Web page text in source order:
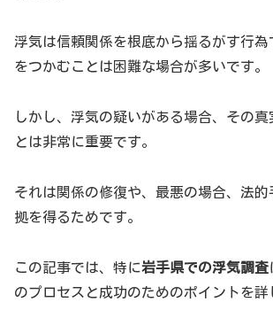
浮気は信頼関係を根底から揺るがす行
をつかむことは困難な場合が多いです。
しかし、浮気の疑いがある場合、その真
とは非常に重要です。
それは関係の修復や、最悪の場合、法
拠を得るためです。
この記事では、特に岩手県での浮気調査
のプロセスと成功のためのポイントを詳